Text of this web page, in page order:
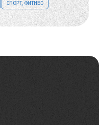
СПОРТ, ФИТНЕС